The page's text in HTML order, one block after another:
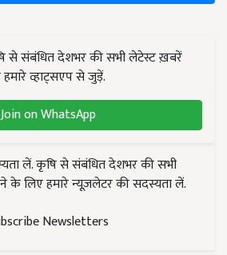
से संबंधित देशभर की सभी लेटेस्ट ख़बरें
व्हाट्सएप से जुड़ें.
Join on WhatsApp
लें. कृषि से संबंधित देशभर की सभी
लिए हमारे न्यूज़लेटर की सदस्यता लें.
Newsletters